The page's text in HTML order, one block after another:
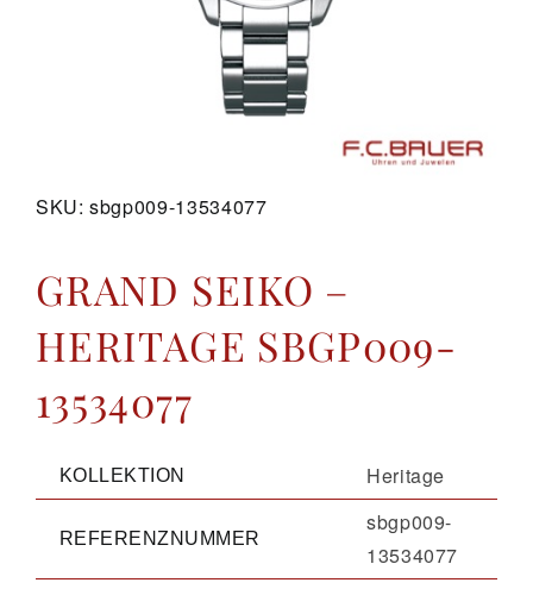
GALERIE
SKU:sbgp009-13534077
GRAND SEIKO –
HERITAGE SBGP009-
13534077
KOLLEKTION Heritage
REFERENZNUMMER
sbgp009-
13534077